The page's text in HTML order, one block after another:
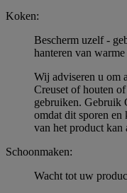
Koken:
Bescherm uzelf -
hanteren van
Wij adviseren u om
Creuset of houten
gebruiken. Gebruik
omdat dit sporen en
van het product kan
Schoonmaken:
Wacht tot uw